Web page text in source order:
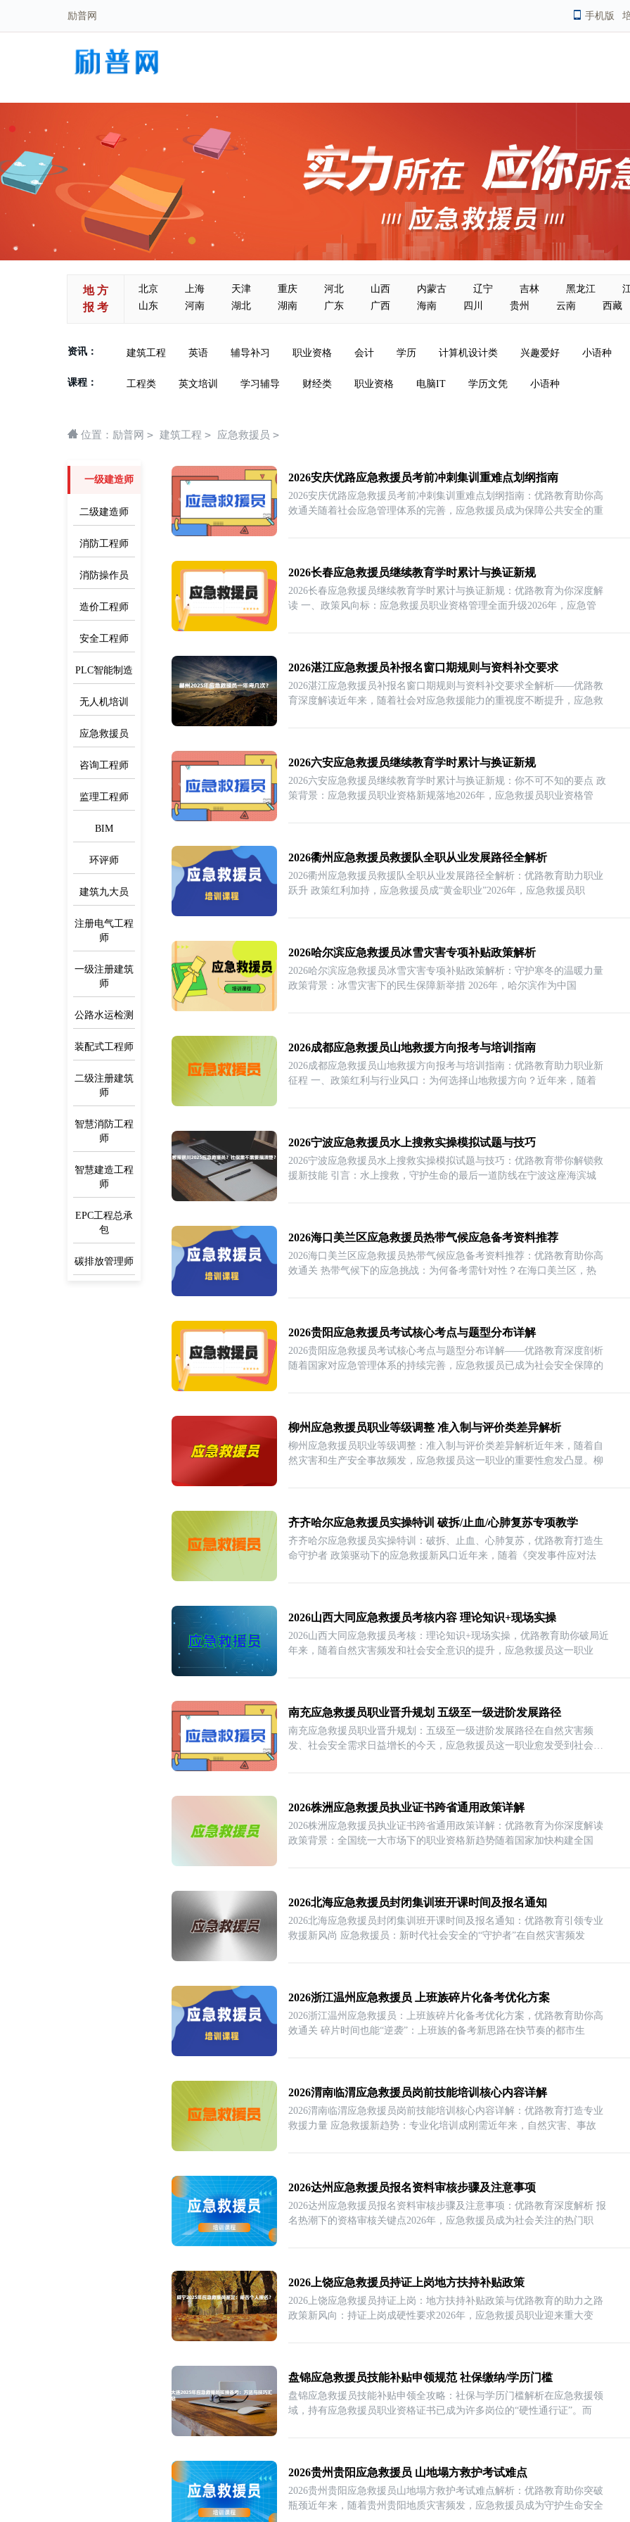
手机版
励普网
地 方
报 考
北京 上海 天津 重庆 河北 山西 内蒙古 辽宁 吉林 黑龙江
山东
河南 湖北 湖南 广东 广西 海南 四川 贵州 云南 西藏
资讯： 建筑工程 英语 辅导补习 职业资格 会计 学历 计算机设计类 兴趣爱好 小语种
课程： 工程类 英文培训 学习辅导 财经类 职业资格 电脑IT 学历文凭 小语种
位置： 励普网 > 建筑工程 > 应急救援员 >
一级建造师
二级建造师
消防工程师
消防操作员
造价工程师
安全工程师
PLC智能制造
无人机培训
应急救援员
咨询工程师
监理工程师
BIM
环评师
建筑九大员
注册电气工程
师
一级注册建筑
师
公路水运检测
装配式工程师
二级注册建筑
师
智慧消防工程
师
智慧建造工程
师
EPC工程总承
包
碳排放管理师
2026安庆优路应急救援员考前冲刺集训重难点划纲指南
2026安庆优路应急救援员考前冲刺集训重难点划纲指南：优路教育助你高
效通关随着社会应急管理体系的完善，应急救援员成为保障公共安全的重
2026长春应急救援员继续教育学时累计与换证新规​
2026长春应急救援员继续教育学时累计与换证新规：优路教育为你深度解
读 一、政策风向标：应急救援员职业资格管理全面升级2026年，应急管
2026湛江应急救援员补报名窗口期规则与资料补交要求
2026湛江应急救援员补报名窗口期规则与资料补交要求全解析——优路教
育深度解读近年来，随着社会对应急救援能力的重视度不断提升，应急救
2026六安应急救援员继续教育学时累计与换证新规​
2026六安应急救援员继续教育学时累计与换证新规：你不可不知的要点 政
策背景：应急救援员职业资格新规落地2026年，应急救援员职业资格管
2026衢州应急救援员救援队全职从业发展路径全解析
2026衢州应急救援员救援队全职从业发展路径全解析：优路教育助力职业
跃升 政策红利加持，应急救援员成“黄金职业”2026年，应急救援员职
2026哈尔滨应急救援员冰雪灾害专项补贴政策解析​
2026哈尔滨应急救援员冰雪灾害专项补贴政策解析：守护寒冬的温暖力量
政策背景：冰雪灾害下的民生保障新举措 2026年，哈尔滨作为中国
2026成都应急救援员山地救援方向报考与培训指南​
2026成都应急救援员山地救援方向报考与培训指南：优路教育助力职业新
征程 一、政策红利与行业风口：为何选择山地救援方向？近年来，随着
2026宁波应急救援员水上搜救实操模拟试题与技巧​
2026宁波应急救援员水上搜救实操模拟试题与技巧：优路教育带你解锁救
援新技能 引言：水上搜救，守护生命的最后一道防线在宁波这座海滨城
2026海口美兰区应急救援员热带气候应急备考资料推荐​
2026海口美兰区应急救援员热带气候应急备考资料推荐：优路教育助你高
效通关 热带气候下的应急挑战：为何备考需针对性？在海口美兰区，热
2026贵阳应急救援员考试核心考点与题型分布详解​
2026贵阳应急救援员考试核心考点与题型分布详解——优路教育深度剖析
随着国家对应急管理体系的持续完善，应急救援员已成为社会安全保障的
柳州应急救援员职业等级调整 准入制与评价类差异解析
柳州应急救援员职业等级调整：准入制与评价类差异解析近年来，随着自
然灾害和生产安全事故频发，应急救援员这一职业的重要性愈发凸显。柳
齐齐哈尔应急救援员实操特训 破拆/止血/心肺复苏专项教学
齐齐哈尔应急救援员实操特训：破拆、止血、心肺复苏，优路教育打造生
命守护者 政策驱动下的应急救援新风口近年来，随着《突发事件应对法
2026山西大同应急救援员考核内容 理论知识+现场实操
2026山西大同应急救援员考核：理论知识+现场实操，优路教育助你破局近
年来，随着自然灾害频发和社会安全意识的提升，应急救援员这一职业
南充应急救援员职业晋升规划 五级至一级进阶发展路径
南充应急救援员职业晋升规划：五级至一级进阶发展路径在自然灾害频
发、社会安全需求日益增长的今天，应急救援员这一职业愈发受到社会的
2026株洲应急救援员执业证书跨省通用政策详解
2026株洲应急救援员执业证书跨省通用政策详解：优路教育为你深度解读
政策背景：全国统一大市场下的职业资格新趋势随着国家加快构建全国
2026北海应急救援员封闭集训班开课时间及报名通知
2026北海应急救援员封闭集训班开课时间及报名通知：优路教育引领专业
救援新风尚 应急救援员：新时代社会安全的“守护者”在自然灾害频发
2026浙江温州应急救援员 上班族碎片化备考优化方案
2026浙江温州应急救援员：上班族碎片化备考优化方案，优路教育助你高
效通关 碎片时间也能“逆袭”：上班族的备考新思路在快节奏的都市生
2026渭南临渭应急救援员岗前技能培训核心内容详解
2026渭南临渭应急救援员岗前技能培训核心内容详解：优路教育打造专业
救援力量 应急救援新趋势：专业化培训成刚需近年来，自然灾害、事故
2026达州应急救援员报名资料审核步骤及注意事项
2026达州应急救援员报名资料审核步骤及注意事项：优路教育深度解析 报
名热潮下的资格审核关键点2026年，应急救援员成为社会关注的热门职
2026上饶应急救援员持证上岗地方扶持补贴政策
2026上饶应急救援员持证上岗：地方扶持补贴政策与优路教育的助力之路
政策新风向：持证上岗成硬性要求2026年，应急救援员职业迎来重大变
盘锦应急救援员技能补贴申领规范 社保缴纳/学历门槛
盘锦应急救援员技能补贴申领全攻略：社保与学历门槛解析在应急救援领
域，持有应急救援员职业资格证书已成为许多岗位的“硬性通行证”。而
2026贵州贵阳应急救援员 山地塌方救护考试难点
2026贵州贵阳应急救援员山地塌方救护考试难点解析：优路教育助你突破
瓶颈近年来，随着贵州贵阳地质灾害频发，应急救援员成为守护生命安全